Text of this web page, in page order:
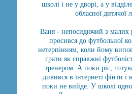
школі і не у дворі, а у
обласної дитячої
Ваня - непосидючий з малих
просився до футбольної
нетерпінням, коли йому
грати як справжні
тренером. А поки ріс,
дивився в інтернеті фінти і
поки не вийде. У школі